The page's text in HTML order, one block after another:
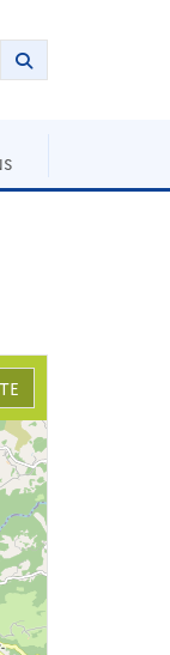
Rechercher
Lancer la